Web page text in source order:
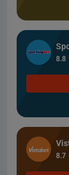
8.8
8.7